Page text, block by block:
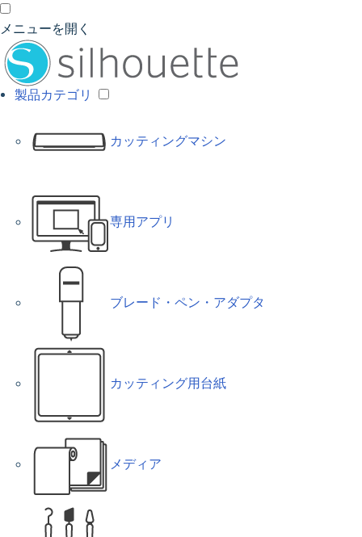
メニューを開く
製品カテゴリ
カッティングマシン
専用アプリ
ブレード・ペン・アダプタ
カッティング用台紙
メディア